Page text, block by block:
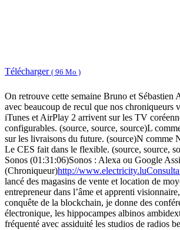
Télécharger ( 96 Mo )
On retrouve cette semaine Bruno et Sébastien
avec beaucoup de recul que nos chroniqueurs
iTunes et AirPlay 2 arrivent sur les TV
configurables. (source, source, source)L
sur les livraisons du future. (source)N comme
Le CES fait dans le flexible. (source, source,
Sonos (01:31:06)Sonos : Alexa ou Google
(Chroniqueur)http://
lancé des magasins de vente et location de
entrepreneur dans l’âme et apprenti
conquête de la blockchain, je donne des
électronique, les hippocampes albinos
fréquenté avec assiduité les studios de radios